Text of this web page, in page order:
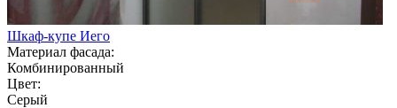
Шкаф-купе Иего
Материал фасада:
Комбинированный
Цвет:
Серый